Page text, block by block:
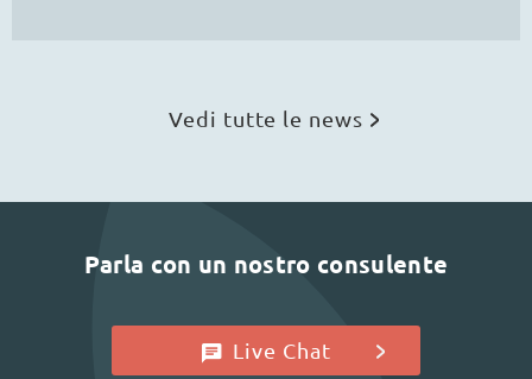
Vedi tutte le news
Parla con un nostro consulente
Live Chat